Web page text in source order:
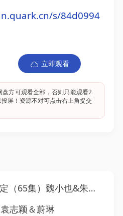
s/84d0994
立即观看
盘方可观看全部，否则只能观看2
屏！资源不对可点击右上角提交
65集）魏小也&朱旻昕
志颖＆蔚琳